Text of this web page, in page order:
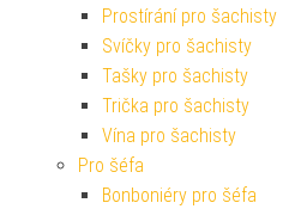
Prostírání pro šachisty
Svíčky pro šachisty
Tašky pro šachisty
Trička pro šachisty
Vína pro šachisty
Pro šéfa
Bonboniéry pro šéfa